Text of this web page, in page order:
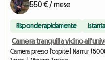
550 € / mese
Risponde rapidamente
Camera tranquilla vicino
Camera presso l'ospite | Namur